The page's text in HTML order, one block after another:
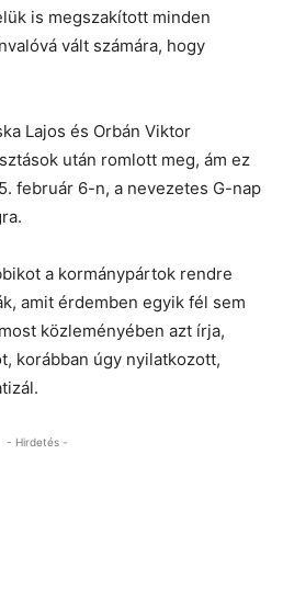
is megszakított minden
vált számára, hogy
Lajos és Orbán Viktor
után romlott meg, ám ez
február 6-n, a nevezetes G-nap
a kormánypártok rendre
amit érdemben egyik fél sem
közleményében azt írja,
korábban úgy nyilatkozott,
- Hirdetés -